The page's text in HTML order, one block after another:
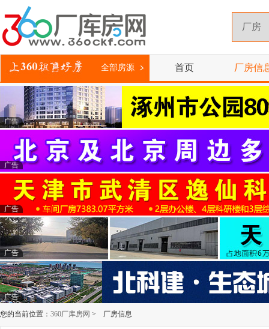
全部房源 首页 厂房信
广告
广告
广告
广告
广告
您的当前位置： 360厂库房网 > 厂房信息